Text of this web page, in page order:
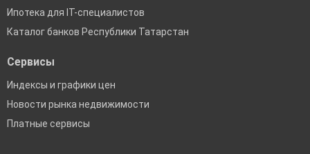
Ипотека для IT-специалистов
Каталог банков Республики Татарстан
Сервисы
Индексы и графики цен
Новости рынка недвижимости
Платные сервисы